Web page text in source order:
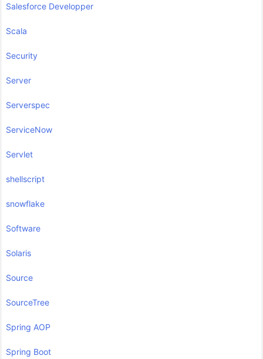
Salesforce Developper
Scala
Security
Server
Serverspec
ServiceNow
Servlet
shellscript
snowflake
Software
Solaris
Source
SourceTree
Spring AOP
Spring Boot